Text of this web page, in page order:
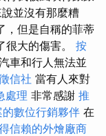
並沒有那麼糟
，但是自稱的菲蒂
大的傷害。 按
車和行人無法並
信社 當有人來對
處理 非常感謝 推
數位行銷夥伴 在
信賴的外燴廠商